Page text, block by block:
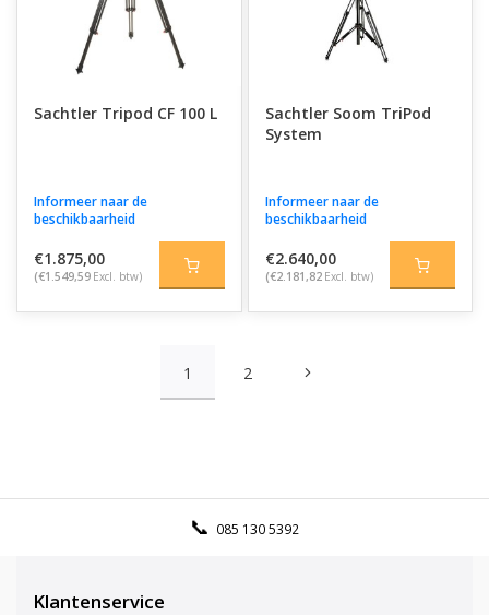
Sachtler Tripod CF 100 L
Informeer naar de
beschikbaarheid
€1.875,00
(€1.549,59 Excl. btw)
Sachtler Soom TriPod
System
Informeer naar de
beschikbaarheid
€2.640,00
(€2.181,82 Excl. btw)
1 2
085 130 5392
Klantenservice